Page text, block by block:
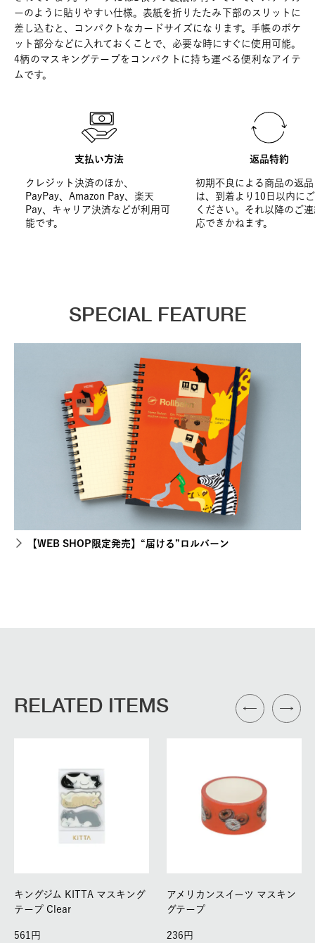
ーのように貼りやすい仕様。表紙を折りたたみ下部のスリットに
差し込むと、コンパクトなカードサイズになります。手帳のポケ
ット部分などに入れておくことで、必要な時にすぐに使用可能。
4柄のマスキングテープをコンパクトに持ち運べる便利なアイテ
ムです。
支払い方法
クレジット決済のほか、
PayPay、Amazon Pay、楽天
Pay、キャリア決済などが利用可
能です。
返品特約
初期不良による商品の返
は、到着より10日以内に
ください。それ以降のご
応できかねます。
SPECIAL FEATURE
【WEB SHOP限定発売】“届ける”ロルバーン
RELATED ITEMS
キングジム KITTA マスキング
テープ Clear
561
アメリカンスイーツ マスキン
グテープ
236